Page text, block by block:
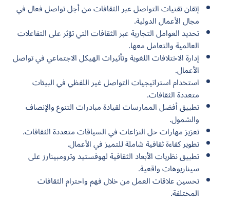
إتقان تقنيات التواصل عبر الثقافات من أجل تواصل فعال في
مجال الأعمال الدولية.
تحديد العوامل التجارية عبر الثقافات التي تؤثر على التفاعلات
العالمية والتعامل معها.
إدارة الاختلافات اللغوية وتأثيرات الهيكل الاجتماعي في تواصل
الأعمال.
استخدام استراتيجيات التواصل غير اللفظي في البيئات
متعددة الثقافات.
تطبيق أفضل الممارسات لقيادة مبادرات التنوع والإنصاف
والشمول.
تعزيز مهارات حل النزاعات في السياقات متعددة الثقافات.
تطوير كفاءة ثقافية شاملة للتميز في الأعمال.
تطبيق نظريات الأبعاد الثقافية لهوفستيد وترومبينارز على
سيناريوهات واقعية.
تحسين علاقات العمل من خلال فهم واحترام الثقافات
المختلفة.